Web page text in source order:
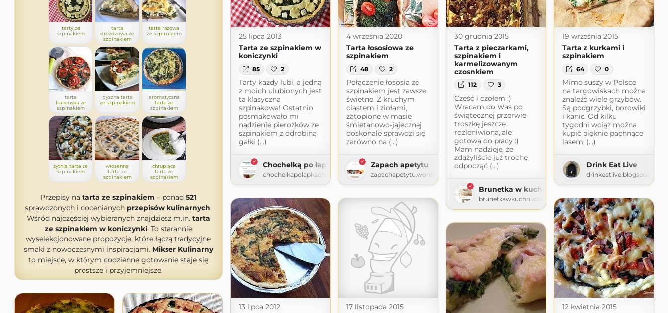
tarty ze
szpinakiem
tarta
drożdżowa ze
szpinakiem
tarta razowa
ze szpinakiem
tarta
francuska ze
szpinakiem
pyszna tarta
ze szpinakiem
aromatyczna
tarta ze
szpinakiem
żytnia tarta ze
szpinakiem
wiosenna
tarta ze
szpinakiem
chrupiąca
tarta ze
szpinakiem
Przepisy na tarta ze szpinakiem – ponad 521
sprawdzonych i docenianych przepisów kulinarnych.
Wśród najczęściej wybieranych znajdziesz m.in. tarta
ze szpinakiem w koniczynki. To starannie
wyselekcjonowane propozycje, które łączą tradycyjne
smaki z nowoczesnymi inspiracjami. Mikser Kulinarny
to miejsce, w którym codzienne gotowanie staje się
prostsze i przyjemniejsze.
25 lipca 2013
Tarta ze szpinakiem w
koniczynki
85 2
Tarty każdy lubi, a jedną
z moich ulubionych jest
ta klasyczna
szpinakowa! Ostatnio
posmakowało mi
nadzienie pierożków ze
szpinakiem z odrobiną
gałki (...)
Chochelką po łapkach
chochelkapolapkach.blogspot.com
4 września 2020
Tarta łososiowa ze
szpinakiem
48 2
Połączenie łososia ze
szpinakiem jest zawsze
świetne. Z kruchym
ciastem i ziołami,
zatopione w masie
śmietanowo-jajecznej
doskonale sprawdzi się
zarówno na (...)
Zapach apetytu
zapachapetytu.wordpress.com
30 grudnia 2015
Tarta z pieczarkami,
szpinakiem i
karmelizowanym
czosnkiem
112 3
Cześć i czołem ;)
Wracam do Was po
świątecznej przerwie
troszkę jeszcze
rozleniwiona, ale
gotowa do pracy :)
Mam nadzieję, że
zdążyliście już trochę
odpocząć (...)
Brunetka w kuchni
brunetkawkuchni.com
19 września 2015
Tarta z kurkami i
szpinakiem
64 0
Mimo suszy w Polsce
na targowiskach można
znaleźć wiele grzybów.
Są podgrzybki, borowiki
i kanie. Od kilku
tygodni wciąż można
kupić pięknie pachnące
lasem, (...)
Drink Eat Live
drinkeatlive.blogspot.com
13 lipca 2012
17 listopada 2015
12 kwietnia 2015